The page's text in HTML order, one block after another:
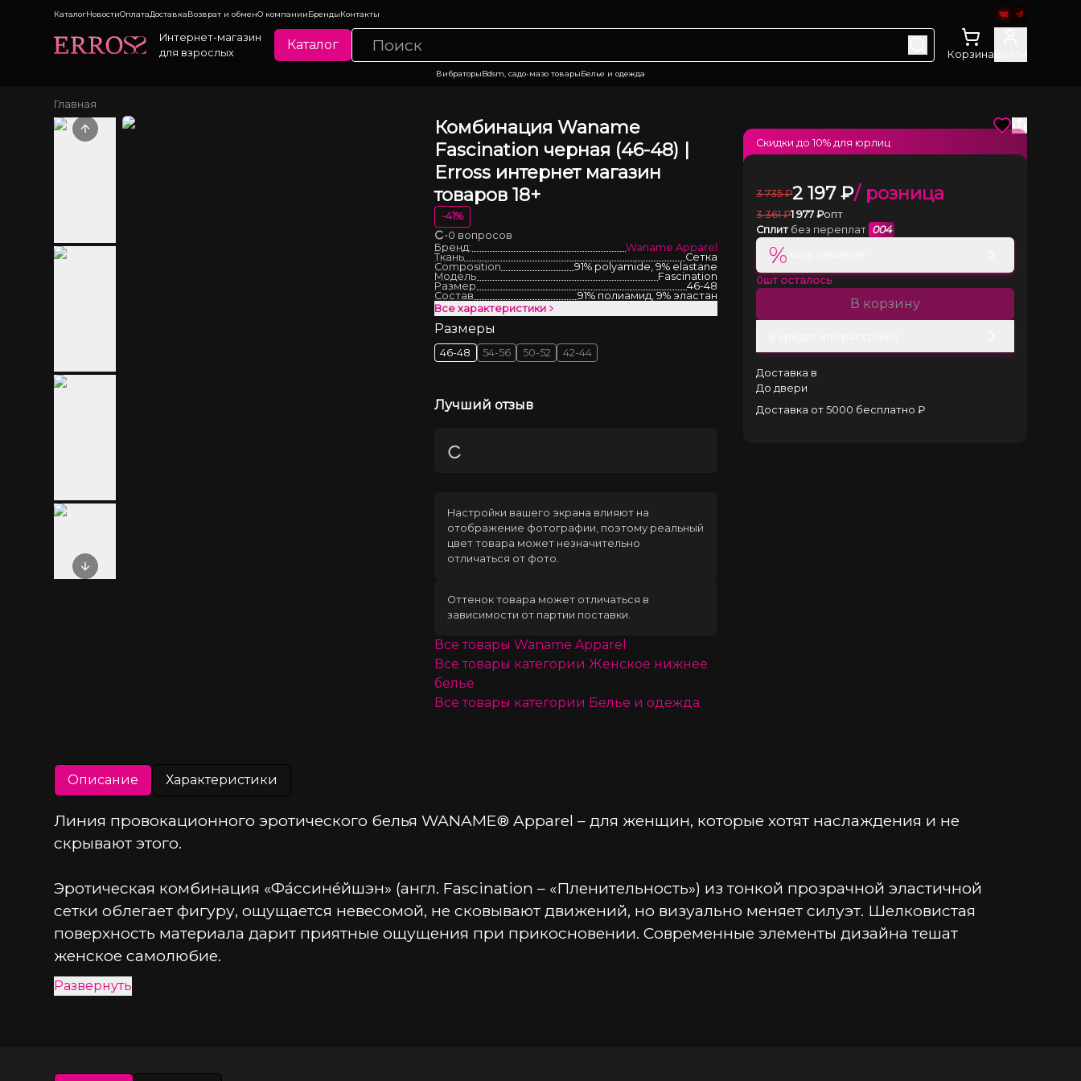
КаталогНовостиОплатаДоставкаВозврат и обменО компанииБрендыКонтакты
Интернет-магазин
для взрослых
Каталог
Корзина
ВибраторыBdsm, садо-мазо товарыБелье и одежда
Главная
Previous slide
Next slide
Комбинация Waname
Fascination черная (46-48) |
Erross интернет магазин
товаров 18+
-41%
Загрузка
•0 вопросов
Бренд:
Waname Apparel
Ткань
Сетка
Composition
91% polyamide, 9% elastane
Модель
Fascination
Размер
46-48
Состав
91% полиамид, 9% эластан
Все характеристики
Размеры
46-48 54-56 50-52 42-44
Лучший отзыв
Загрузка
Настройки вашего экрана влияют на
отображение фотографии, поэтому реальный
цвет товара может незначительно
отличаться от фото.
Оттенок товара может отличаться в
зависимости от партии поставки.
Все товары Waname Apparel
Все товары категории Женское нижнее
белье
Все товары категории Белье и одежда
3 735 ₽2 197₽/ розница
3 361 ₽1 977 ₽опт
Сплит без переплат 004
%
0шт осталось
В корзину
Доставка в
До двери
Доставка от 5000 бесплатно ₽
Скидки до10% для юрлиц
Описание Характеристики
Линия провокационного эротического белья WANAME® Apparel – для женщин, которые хотят наслаждения и не
скрывают этого.
Эротическая комбинация «Фа́ссине́йшэн» (англ. Fascination – «Пленительность») из тонкой прозрачной эластичной
сетки облегает фигуру, ощущается невесомой, не сковывают движений, но визуально меняет силуэт. Шелковистая
поверхность материала дарит приятные ощущения при прикосновении. Современные элементы дизайна тешат
женское самолюбие.
Лиф подчеркивает соблазнительные линии груди. Эффектный крой изделия открывает декольте, спину и талию.
Развернуть